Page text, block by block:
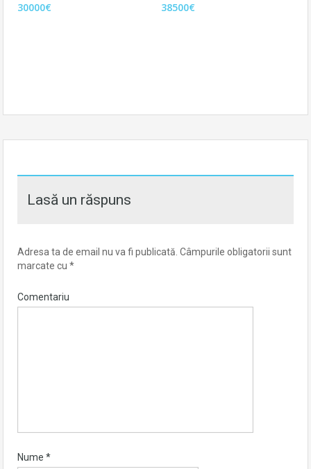
30000€ 38500€
Lasă un răspuns
Adresa ta de email nu va fi publicată. Câmpurile obligatorii sunt
marcate cu *
Comentariu
Nume *